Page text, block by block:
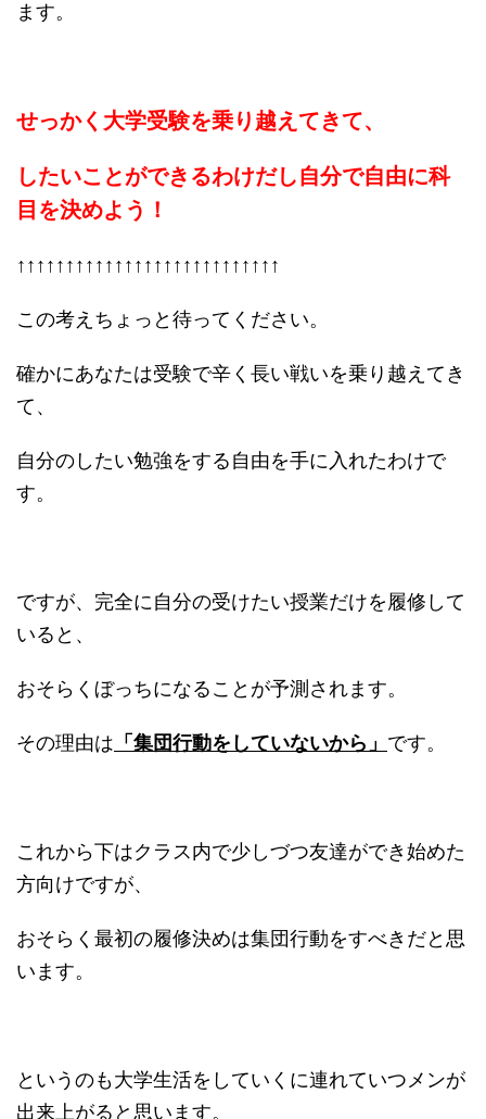
ます。
せっかく大学受験を乗り越えてきて、
したいことができるわけだし自分で自由に科
目を決めよう！
↑↑↑↑↑↑↑↑↑↑↑↑↑↑↑↑↑↑↑↑↑↑↑↑↑↑↑
この考えちょっと待ってください。
確かにあなたは受験で辛く長い戦いを乗り越えてき
て、
自分のしたい勉強をする自由を手に入れたわけで
す。
ですが、完全に自分の受けたい授業だけを履修して
いると、
おそらくぼっちになることが予測されます。
その理由は 「集団行動をしていないから」 です。
これから下はクラス内で少しづつ友達ができ始めた
方向けですが、
おそらく最初の履修決めは集団行動をすべきだと思
います。
というのも大学生活をしていくに連れていつメンが
出来上がると思います。